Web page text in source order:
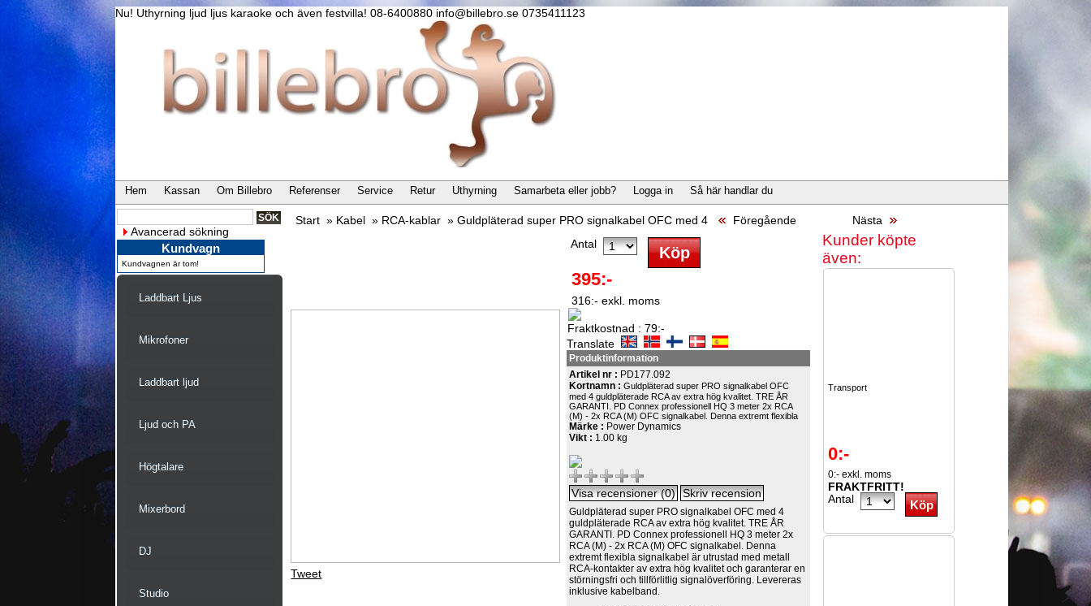
Nu! Uthyrning ljud ljus karaoke och även festvilla! 08-6400880 info@billebro.se 0735411123
Hem Kassan Om Billebro Referenser Service Retur Uthyrning Samarbeta eller jobb? Logga in Så här handlar du
Avancerad sökning
Kundvagn
Kundvagnen är tom!
Laddbart Ljus
Mikrofoner
Laddbart ljud
Ljud och PA
Högtalare
Mixerbord
DJ
Studio
Start » Kabel » RCA-kablar »Guldpläterad super PRO signalkabel OFC med 4 Föregående Nästa
Tweet
Antal
395:-
316:- exkl. moms
Fraktkostnad : 79:-
Translate
Produktinformation
Artikel nr : PD177.092
Kortnamn :Guldpläterad super PRO signalkabel OFC
med 4 guldpläterade RCA av extra hög kvalitet. TRE ÅR
GARANTI. PD Connex professionell HQ 3 meter 2x RCA
(M) - 2x RCA (M) OFC signalkabel. Denna extremt flexibla
Märke : Power Dynamics
Vikt : 1.00 kg
Guldpläterad super PRO signalkabel OFC med 4
guldpläterade RCA av extra hög kvalitet. TRE ÅR
GARANTI. PD Connex professionell HQ 3 meter 2x
RCA (M) - 2x RCA (M) OFC signalkabel. Denna
extremt flexibla signalkabel är utrustad med metall
RCA-kontakter av extra hög kvalitet och garanterar en
störningsfri och tillförlitlig signalöverföring. Levereras
inklusive kabelband.
Kunder köpte
även:
Transport
0:-
0:- exkl. moms
FRAKTFRITT!
Antal